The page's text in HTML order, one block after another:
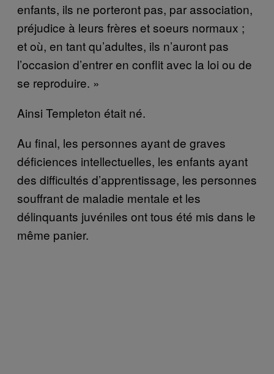
enfants, ils ne porteront pas, par association,
préjudice à leurs frères et soeurs normaux ;
et où, en tant qu’adultes, ils n’auront pas
l’occasion d’entrer en conflit avec la loi ou de
se reproduire. »
Ainsi Templeton était né.
Au final, les personnes ayant de graves
déficiences intellectuelles, les enfants ayant
des difficultés d’apprentissage, les personnes
souffrant de maladie mentale et les
délinquants juvéniles ont tous été mis dans le
même panier.